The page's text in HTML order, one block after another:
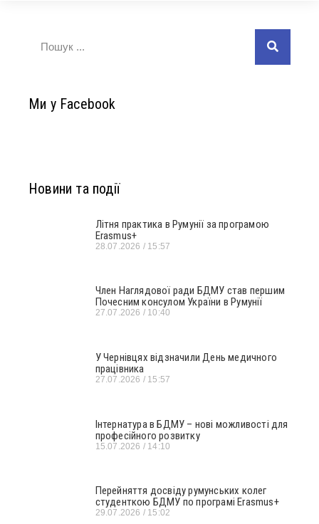
Ми у Facebook
Новини та події
Літня практика в Румунії за програмою
Erasmus+
28.07.2026 15:57
Член Наглядової ради БДМУ став першим
Почесним консулом України в Румунії
27.07.2026 10:40
У Чернівцях відзначили День медичного
працівника
27.07.2026 15:57
Інтернатура в БДМУ – нові можливості для
професійного розвитку
15.07.2026 14:10
Перейняття досвіду румунських колег
студенткою БДМУ по програмі Erasmus+
29.07.2026 15:02